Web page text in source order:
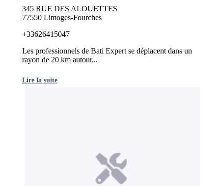
345 RUE DES ALOUETTES
77550 Limoges-Fourches
+33626415047
Les professionnels de Bati Expert se déplacent dans un
rayon de 20 km autour...
Lire la suite